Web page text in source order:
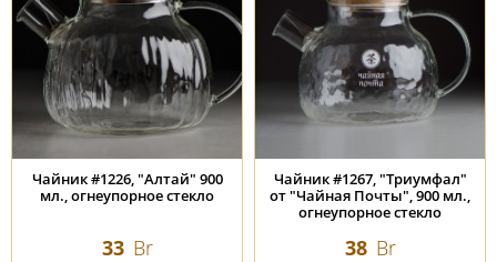
Чайник #1226, "Алтай" 900
мл., огнеупорное стекло
33 Br
Чайник #1267, "Триумфал"
от "Чайная Почты", 900 мл.,
огнеупорное стекло
38 Br